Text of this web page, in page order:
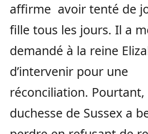
affirme avoir tenté de
fille tous les jours. Il a
demandé à la reine
d’intervenir pour une
réconciliation. Pourtant,
duchesse de Sussex a